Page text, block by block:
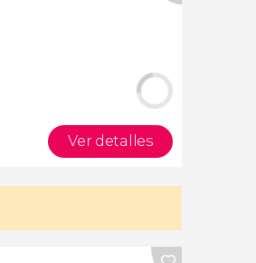
Ver detalles